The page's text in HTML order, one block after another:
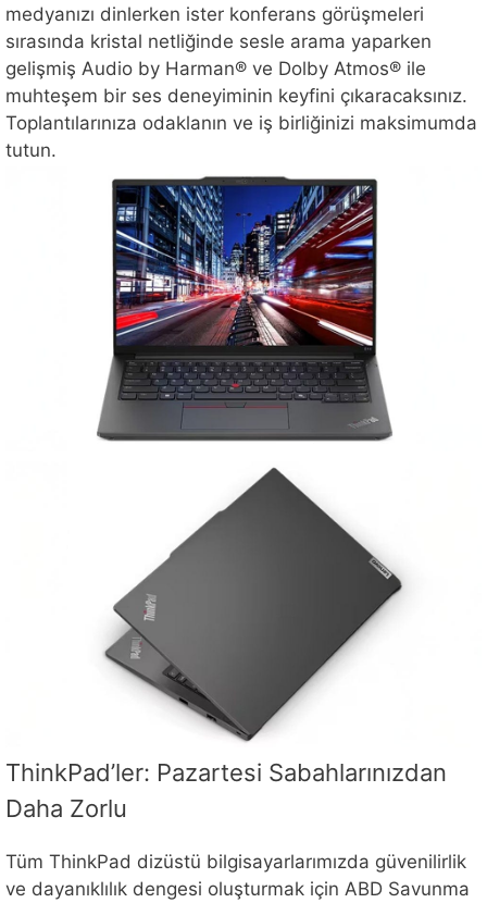
medyanızı dinlerken ister konferans görüşmeleri
sırasında kristal netliğinde sesle arama yaparken
gelişmiş Audio by Harman® ve Dolby Atmos® ile
muhteşem bir ses deneyiminin keyfini çıkaracaksınız.
Toplantılarınıza odaklanın ve iş birliğinizi maksimumda
tutun.
ThinkPad’ler: Pazartesi Sabahlarınızdan
Daha Zorlu
Tüm ThinkPad dizüstü bilgisayarlarımızda güvenilirlik
ve dayanıklılık dengesi oluşturmak için ABD Savunma